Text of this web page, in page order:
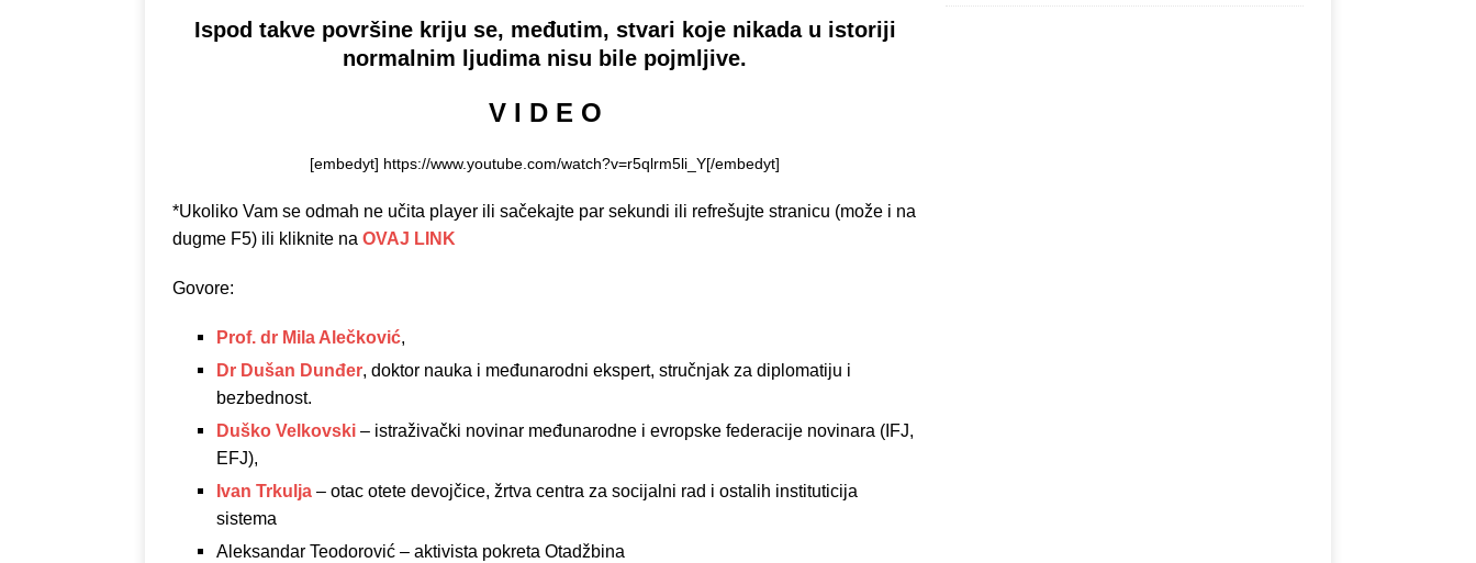
Ispod takve površine kriju se, međutim, stvari koje nikada u istoriji
normalnim ljudima nisu bile pojmljive.
V I D E O
[embedyt] https://www.youtube.com/watch?v=r5qlrm5li_Y[/embedyt]
*Ukoliko Vam se odmah ne učita player ili sačekajte par sekundi ili refrešujte stranicu (može i na
dugme F5) ili kliknite na OVAJ LINK
Govore:
Prof. dr Mila Alečković,
Dr Dušan Dunđer, doktor nauka i međunarodni ekspert, stručnjak za diplomatiju i
bezbednost.
Duško Velkovski – istraživački novinar međunarodne i evropske federacije novinara (IFJ,
EFJ),
Ivan Trkulja – otac otete devojčice, žrtva centra za socijalni rad i ostalih instituticija
sistema
Aleksandar Teodorović – aktivista pokreta Otadžbina